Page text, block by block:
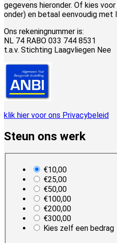
gegevens hieronder. Of kies
onder) en betaal eenvoudig
Ons rekeningnummer is:
NL 74 RABO 033 744 8531
t.a.v. Stichting Laagvliegen Nee
klik hier voor ons Privacybeleid
Steun ons werk
€10,00
€25,00
€50,00
€100,00
€200,00
€300,00
Kies zelf een bedrag